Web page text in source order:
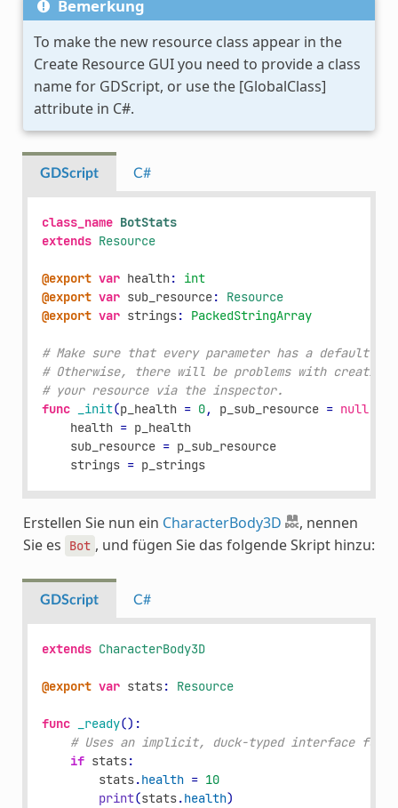
Bemerkung
To make the new resource class appear in the
Create Resource GUI you need to provide a class
name for GDScript, or use the [GlobalClass]
attribute in C#.
GDScript C#
class_name BotStats
extends Resource
@export var health:
int
@export var sub_resource:
Resource
@export var strings: PackedStringArray
# Make sure that every parameter has a default
# Otherwise, there will be problems with creating
# your resource via the inspector.
func
_init(p_health = 0, p_sub_resource = null
health = p_health
sub_resource = p_sub_resource
strings = p_strings
Erstellen Sie nun ein CharacterBody3D
, nennen
Sie es
Bot , und fügen Sie das folgende Skript hinzu:
GDScript C#
extends CharacterBody3D
@export var stats: Resource
func _ready():
# Uses an implicit, duck-typed interface for
if stats:
stats.health = 10
print(stats.health)